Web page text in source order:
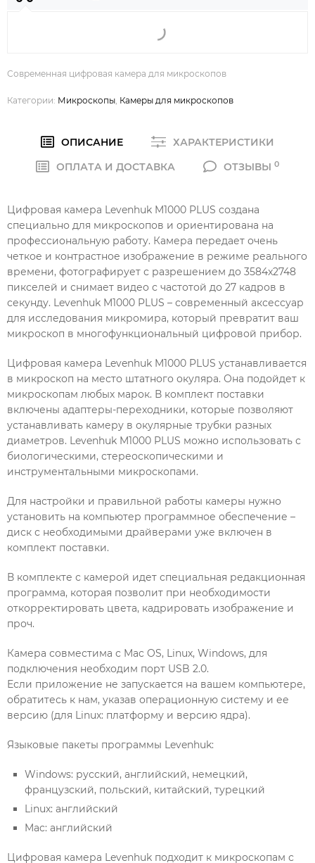
Современная цифровая камера для микроскопов
Категории: Микроскопы Камеры для микроскопов
ОПИСАНИЕ
ХАРАКТЕРИСТИКИ
ОПЛАТА И ДОСТАВКА
ОТЗЫВЫ 0
Цифровая камера Levenhuk M1000 PLUS создана
специально для микроскопов и ориентирована на
профессиональную работу. Камера передает очень
четкое и контрастное изображение в режиме реального
времени, фотографирует с разрешением до 3584x2748
пикселей и снимает видео с частотой до 27 кадров в
секунду. Levenhuk M1000 PLUS – современный аксессуар
для исследования микромира, который превратит ваш
микроскоп в многофункциональный цифровой прибор.
Цифровая камера Levenhuk M1000 PLUS устанавливается
в микроскоп на место штатного окуляра. Она подойдет к
микроскопам любых марок. В комплект поставки
включены адаптеры-переходники, которые позволяют
устанавливать камеру в окулярные трубки разных
диаметров. Levenhuk M1000 PLUS можно использовать с
биологическими, стереоскопическими и
инструментальными микроскопами.
Для настройки и правильной работы камеры нужно
установить на компьютер программное обеспечение –
диск с необходимыми драйверами уже включен в
комплект поставки.
В комплекте с камерой идет специальная редакционная
программа, которая позволит при необходимости
откорректировать цвета, кадрировать изображение и
проч.
Камера совместима с Mac OS, Linux, Windows, для
подключения необходим порт USB 2.0.
Если приложение не запускается на вашем компьютере,
обратитесь к нам, указав операционную систему и ее
версию (для Linux: платформу и версию ядра).
Языковые пакеты программы Levenhuk:
Windows: русский, английский, немецкий,
французский, польский, китайский, турецкий
Linux: английский
Mac: английский
Цифровая камера Levenhuk подходит к микроскопам с